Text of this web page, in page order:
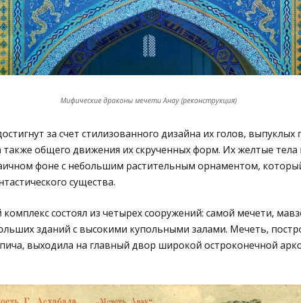
Мифические драконы мечети Анау (реконструкция)
за счет стилизованного дизайна их голов, выпуклых
общего движения их скрученных форм. Их желтые тела
фоне с небольшим растительным орнаментом,
существа.
состоял из четырех сооружений: самой мечети,
зданий с высокими купольными залами. Мечеть,
выходила на главный двор широкой остроконечной